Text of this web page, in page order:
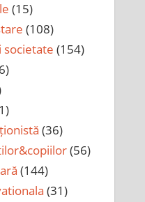
(15)
(108)
societate (154)
(36)
(56)
(144)
(31)